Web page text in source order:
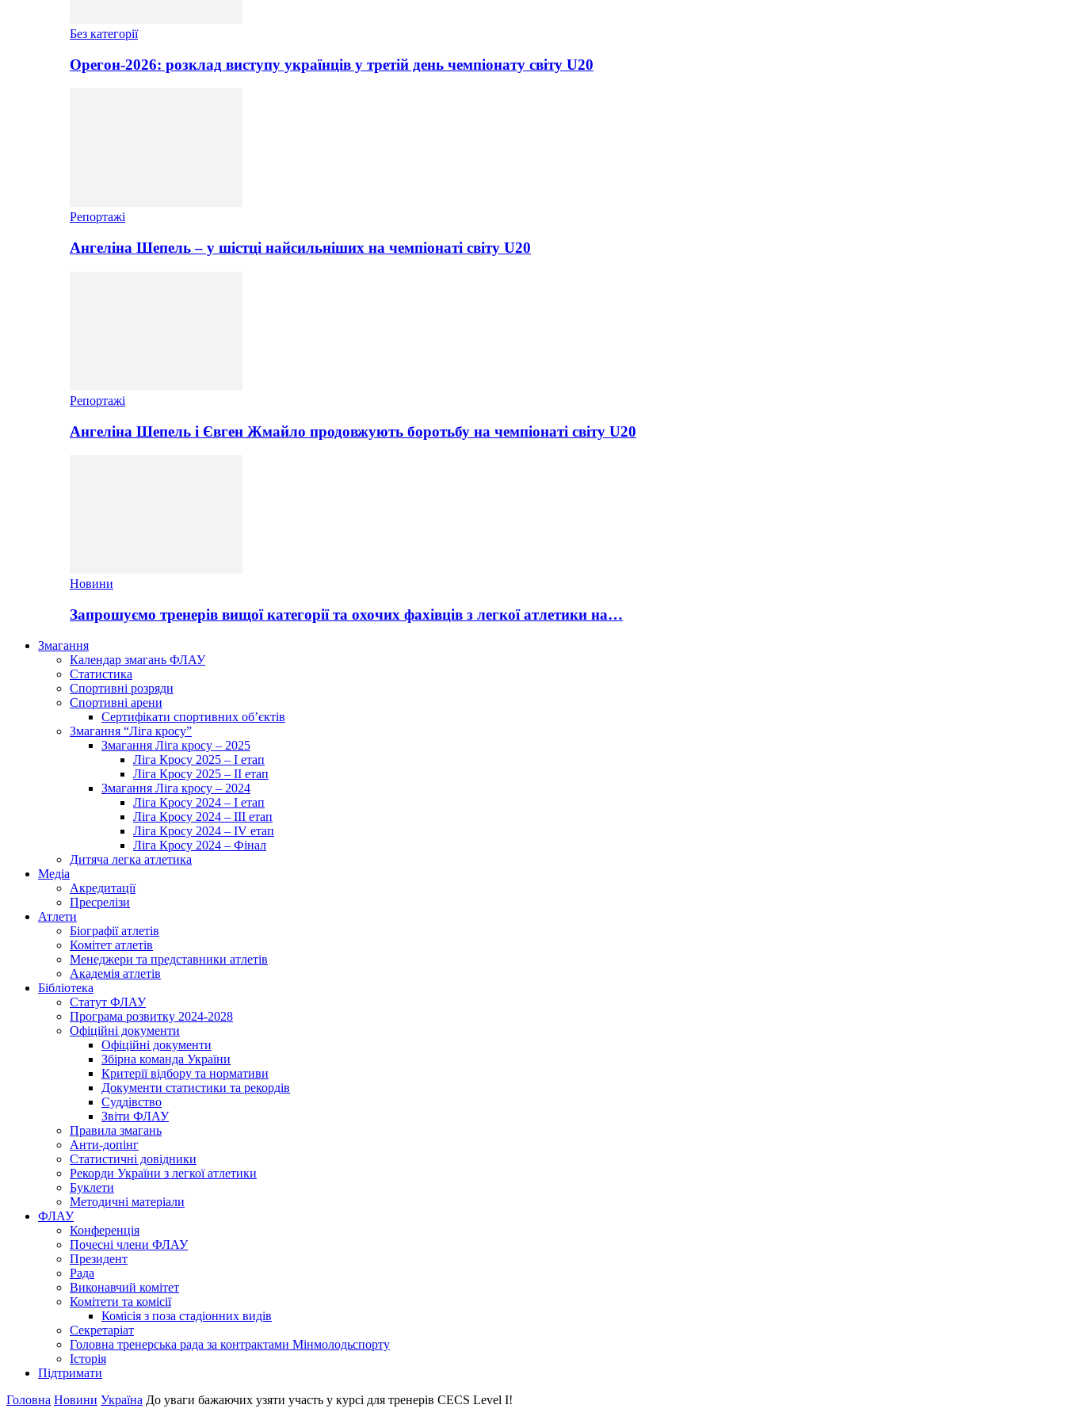
Без категорії
Орегон-2026: розклад виступу українців у третій день чемпіонату світу U20
Репортажі
Ангеліна Шепель – у шістці найсильніших на чемпіонаті світу U20
Репортажі
Ангеліна Шепель і Євген Жмайло продовжують боротьбу на чемпіонаті світу U20
Новини
Запрошуємо тренерів вищої категорії та охочих фахівців з легкої атлетики на…
Змагання
Календар змагань ФЛАУ
Статистика
Спортивні розряди
Спортивні арени
Сертифікати спортивних об’єктів
Змагання “Ліга кросу”
Змагання Ліга кросу – 2025
Ліга Кросу 2025 – I етап
Ліга Кросу 2025 – II етап
Змагання Ліга кросу – 2024
Ліга Кросу 2024 – I етап
Ліга Кросу 2024 – III етап
Ліга Кросу 2024 – IV етап
Ліга Кросу 2024 – Фінал
Дитяча легка атлетика
Медіа
Акредитації
Пресрелізи
Атлети
Біографії атлетів
Комітет атлетів
Менеджери та представники атлетів
Академія атлетів
Бібліотека
Статут ФЛАУ
Програма розвитку 2024-2028
Офіційні документи
Офіційні документи
Збірна команда України
Критерії відбору та нормативи
Документи статистики та рекордів
Суддівство
Звіти ФЛАУ
Правила змагань
Анти-допінг
Статистичні довідники
Рекорди України з легкої атлетики
Буклети
Методичні матеріали
ФЛАУ
Конференція
Почесні члени ФЛАУ
Президент
Рада
Виконавчий комітет
Комітети та комісії
Комісія з поза стадіонних видів
Секретаріат
Головна тренерська рада за контрактами Мінмолодьспорту
Історія
Підтримати
Головна Новини Україна До уваги бажаючих узяти участь у курсі для тренерів CECS Level I!